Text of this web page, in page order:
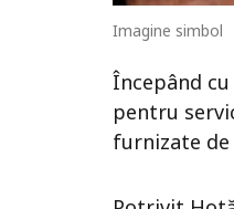
Imagine simbol
Începând
pentru
furnizate de